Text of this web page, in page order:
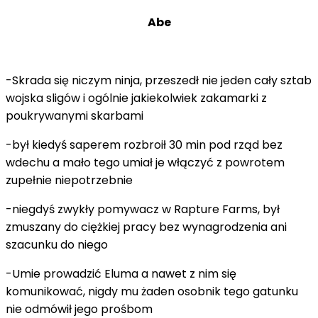
Abe
-Skrada się niczym ninja, przeszedł nie jeden cały sztab
wojska sligów i ogólnie jakiekolwiek zakamarki z
poukrywanymi skarbami
-był kiedyś saperem rozbroił 30 min pod rząd bez
wdechu a mało tego umiał je włączyć z powrotem
zupełnie niepotrzebnie
-niegdyś zwykły pomywacz w Rapture Farms, był
zmuszany do ciężkiej pracy bez wynagrodzenia ani
szacunku do niego
-Umie prowadzić Eluma a nawet z nim się
komunikować, nigdy mu żaden osobnik tego gatunku
nie odmówił jego prośbom